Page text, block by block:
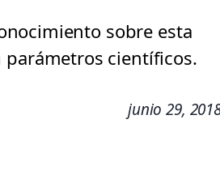
sobre esta
científicos.
junio 29,